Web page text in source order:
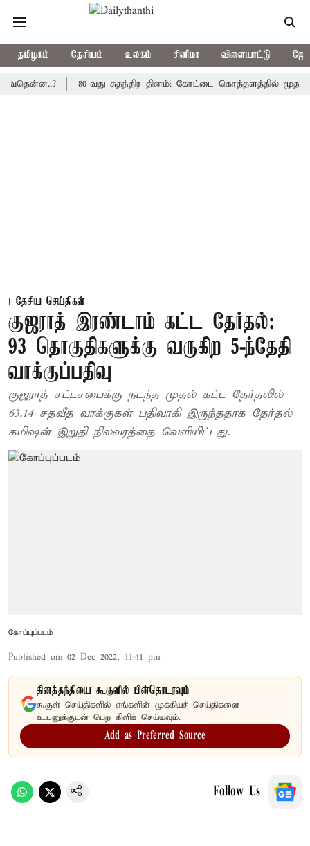
தமிழகம் தேசியம் உலகம் சினிமா விளையாட்டு
80-வது சுதந்திர தினம்: கோட்டை கொத்தளத்தில் முதல்
தேசிய செய்திகள்
குஜராத் இரண்டாம் கட்ட தேர்தல்:
93 தொகுதிகளுக்கு வருகிற 5-ந்தேதி
வாக்குப்பதிவு
குஜராத் சட்டசபைக்கு நடந்த முதல் கட்ட தேர்தலில்
63.14 சதவீத வாக்குகள் பதிவாகி இருந்ததாக தேர்தல்
கமிஷன் இறுதி நிலவரத்தை வெளியிட்டது.
கோப்புப்படம்
Published on: 02 Dec 2022, 11:41 pm
தினத்தந்தியை கூகுளில் பின்தொடரவும்
கூகுள் செய்திகளில் எங்களின் முக்கியச் செய்திகளை
உடனுக்குடன் பெற கிளிக் செய்யவும்.
Add as Preferred Source
Follow Us